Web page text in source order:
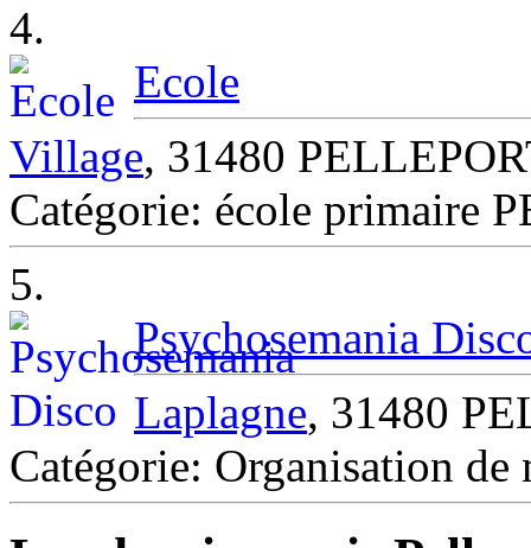
4.
Ecole
Village, 31480
Catégorie: école primaire
5.
Psychosemania
Laplagne, 31480
Catégorie: Organisation